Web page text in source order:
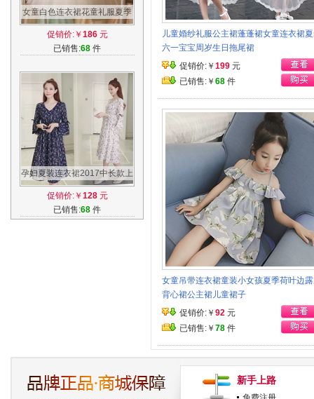
女童白色连衣裙花童礼服夏季
儿童公主裙蓬蓬裙纱裙夏装生
日背心裙
促销价:￥ 186元
已销售:68 件
孕妇夏装连衣裙2017中长款上
衣新款喇叭袖高腰雪纺碎花孕
妇长裙夏
促销价:￥ 128元
已销售:68 件
儿童婚纱礼服公主裙蓬蓬裙女童连衣裙
六一宝宝周岁生日拖尾裙
促销价:￥ 199 元
已销售:￥ 68 件
女童吊带连衣裙童装小女孩夏季荷叶边
背心裙公主裙儿童裙子
促销价:￥ 92 元
已销售:￥ 78 件
新手上路